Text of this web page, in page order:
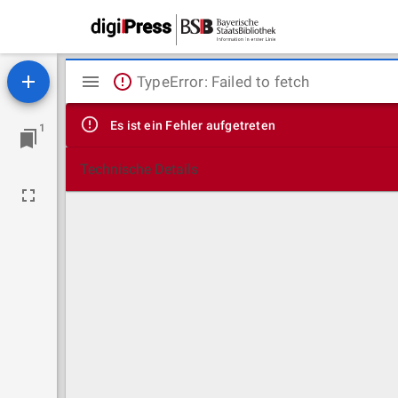
1
Mirador
Viewer
TypeError: Failed to fetch
Es ist ein Fehler aufgetreten
Technische Details